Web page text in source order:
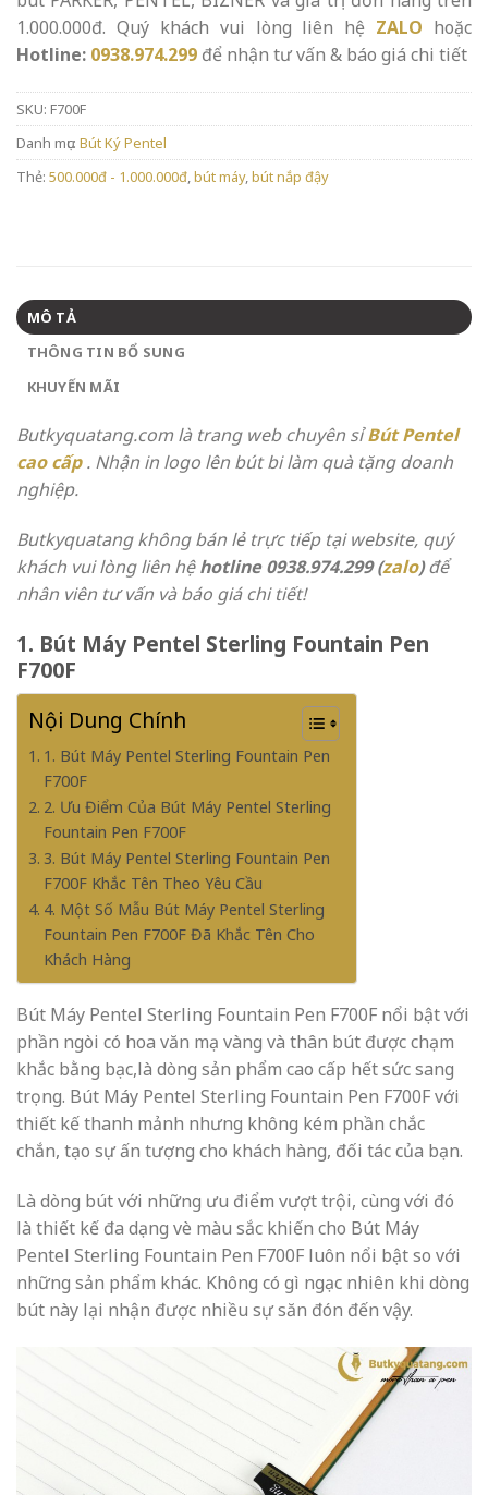
1.000.000đ. Quý khách vui lòng liên hệ ZALO hoặc
Hotline: 0938.974.299 để nhận tư vấn & báo giá chi tiết
SKU: F700F
Danh mục: Bút Ký Pentel
Thẻ: 500.000đ - 1.000.000đ bút máy, bút nắp đậy
MÔ TẢ
THÔNG TIN BỔ SUNG
KHUYẾN MÃI
Butkyquatang.com là trang web chuyên sỉ Bút Pentel
cao cấp. Nhận in logo lên bút bi làm quà tặng doanh
nghiệp.
Butkyquatang không bán lẻ trực tiếp tại website, quý
khách vui lòng liên hệhotline 0938.974.299 (zalo)để
nhân viên tư vấn và báo giá chi tiết!
1. Bút Máy Pentel Sterling Fountain Pen
F700F
Nội Dung Chính
1. Bút Máy Pentel Sterling Fountain Pen
F700F
2. Ưu Điểm Của Bút Máy Pentel Sterling
Fountain Pen F700F
3. Bút Máy Pentel Sterling Fountain Pen
F700F Khắc Tên Theo Yêu Cầu
4. Một Số Mẫu Bút Máy Pentel Sterling
Fountain Pen F700F Đã Khắc Tên Cho
Khách Hàng
Bút Máy Pentel Sterling Fountain Pen F700F nổi bật với
phần ngòi có hoa văn mạ vàng và thân bút được chạm
khắc bằng bạc,là dòng sản phẩm cao cấp hết sức sang
trọng. Bút Máy Pentel Sterling Fountain Pen F700F với
thiết kế thanh mảnh nhưng không kém phần chắc
chắn, tạo sự ấn tượng cho khách hàng, đối tác của bạn.
Là dòng bút với những ưu điểm vượt trội, cùng với đó
là thiết kế đa dạng vè màu sắc khiến cho Bút Máy
Pentel Sterling Fountain Pen F700F luôn nổi bật so với
những sản phẩm khác. Không có gì ngạc nhiên khi dòng
bút này lại nhận được nhiều sự săn đón đến vậy.